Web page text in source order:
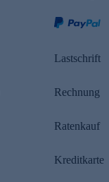
Lastschrift
Rechnung
Ratenkauf
Kreditkarte